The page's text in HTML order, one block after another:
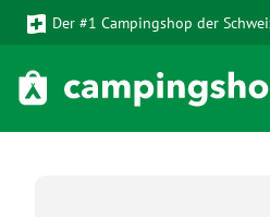
Hauptinhalt springen
Zur Suche springen
Zur Hauptnavigation springen
Der #1 Campingshop der